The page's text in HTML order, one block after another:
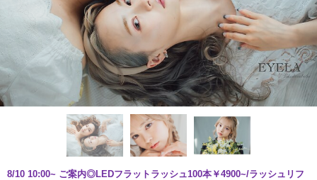
8/10 10:00~ ご案内◎LEDフラットラッシュ100本￥4900~/ラッシュリフ